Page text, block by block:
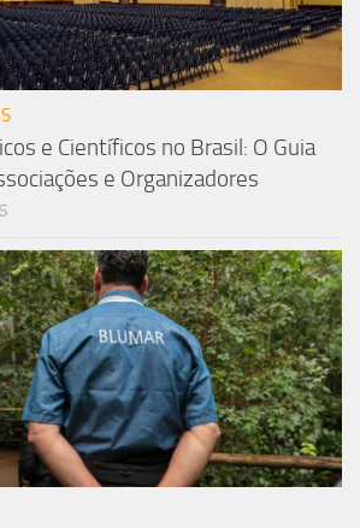
e Científicos no Brasil: O Guia
e Organizadores